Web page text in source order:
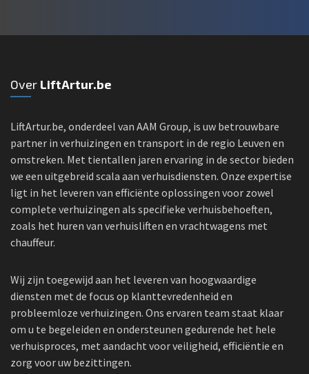
Over LiftArtur.be
LiftArtur.be, onderdeel van AAM Group, is uw betrouwbare
partner in verhuizingen en transport in de regio Leuven en
omstreken. Met tientallen jaren ervaring in de sector bieden
we een uitgebreid scala aan verhuisdiensten. Onze expertise
ligt in het leveren van efficiënte oplossingen voor zowel
complete verhuizingen als specifieke verhuisbehoeften,
zoals het huren van verhuisliften en vrachtwagens met
chauffeur.
Wij zijn toegewijd aan het leveren van hoogwaardige
diensten met de focus op klanttevredenheid en
probleemloze verhuizingen. Ons ervaren team staat klaar
om u te begeleiden en ondersteunen gedurende het hele
verhuisproces, met aandacht voor veiligheid, efficiëntie en
zorg voor uw bezittingen.